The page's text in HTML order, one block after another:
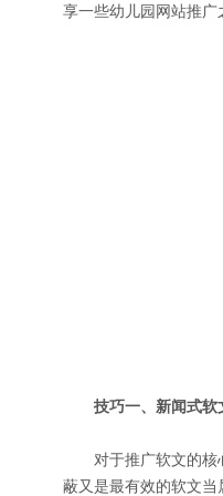
享一些幼儿园网站推广
技巧一、新闻式软
对于推广软文的核心
蔽又是最有效的软文当